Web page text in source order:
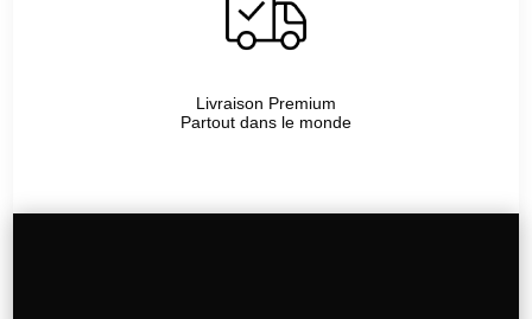
Livraison Premium
Partout dans le monde